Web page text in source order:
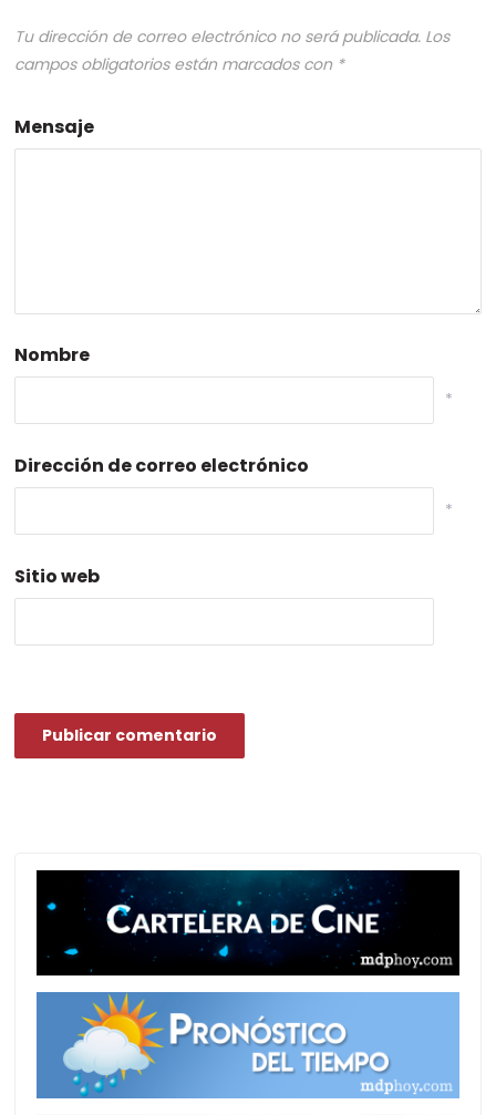
Tu dirección de correo electrónico no será publicada. Los
campos obligatorios están marcados con *
Mensaje
Nombre
*
Dirección de correo electrónico
*
Sitio web